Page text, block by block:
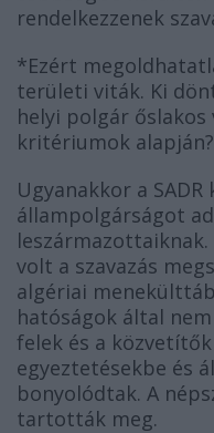
rendelkezzenek
*Ezért
területi viták. Ki
helyi polgár őslakos
kritériumok alapján?
Ugyanakkor a
állampolgárságot
volt a szavazás
algériai
hatóságok által
felek és a
egyeztetésekbe és
bonyolódtak. A
tartották meg.